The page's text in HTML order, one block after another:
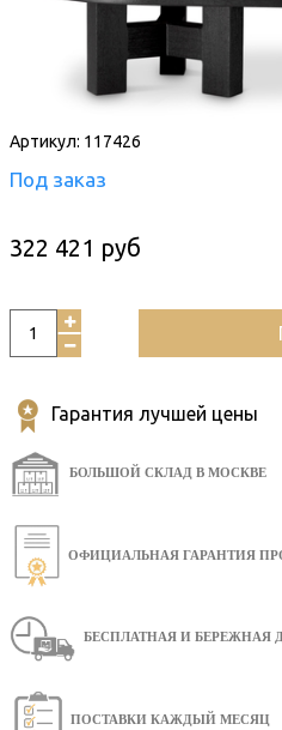
Артикул: 117426
Под заказ
322 421 руб
Гарантия лучшей цены
БОЛЬШОЙ СКЛАД В МОСКВЕ
ОФИЦИАЛЬНАЯ ГАРАНТИЯ
БЕСПЛАТНАЯ И БЕРЕЖНАЯ
ПОСТАВКИ КАЖДЫЙ МЕСЯЦ